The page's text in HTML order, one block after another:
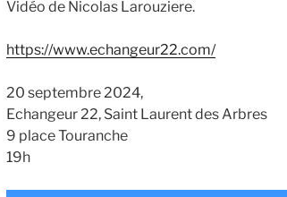
Vidéo de Nicolas Larouziere.
https://www.echangeur22.com/
20 septembre 2024,
Echangeur 22, Saint Laurent des Arbres
9 place Touranche
19h